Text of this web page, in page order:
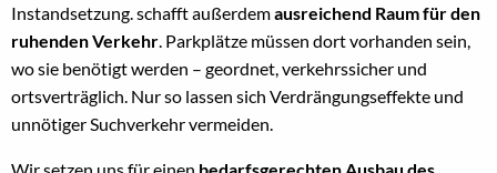
Instandsetzung. schafft außerdemausreichend Raum für den
ruhenden Verkehr. Parkplätze müssen dort vorhanden sein,
wo sie benötigt werden – geordnet, verkehrssicher und
ortsverträglich. Nur so lassen sich Verdrängungseffekte und
unnötiger Suchverkehr vermeiden.